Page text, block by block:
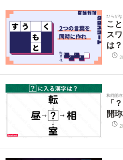
ひらが
こ
ス
は？
和同開珎
「
開